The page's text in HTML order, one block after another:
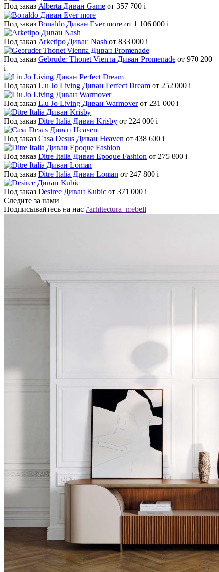
Под заказ Alberta Диван Game от 357 700 i
Под заказ Bonaldo Диван Ever more от 1 106 000 i
Под заказ Arketipo Диван Nash от 833 000 i
Под заказ Gebruder Thonet Vienna Диван Promenade от 970 200
i
Под заказ Liu Jo Living Диван Perfect Dream от 252 000 i
Под заказ Liu Jo Living Диван Warmover от 231 000 i
Под заказ Ditre Italia Диван Krisby от 224 000 i
Под заказ Casa Desus Диван Heaven от 438 600 i
Под заказ Ditre Italia Диван Epoque Fashion от 275 800 i
Под заказ Ditre Italia Диван Loman от 247 800 i
Под заказ Desiree Диван Kubic от 371 000 i
Следите за нами
Подписывайтесь на нас #arhitectura_mebeli